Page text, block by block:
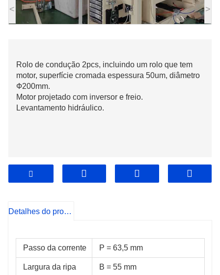
< >
Rolo de condução 2pcs, incluindo um rolo que tem
motor, superfície cromada espessura 50um, diâmetro
Ф200mm.
Motor projetado com inversor e freio.
Levantamento hidráulico.
Detalhes do produto
Passo da corrente P = 63,5 mm
Largura da ripa B = 55 mm